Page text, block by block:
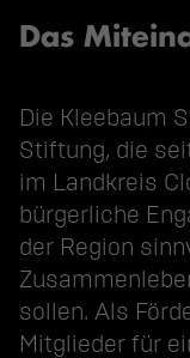
Das
Die Kleebaum
Stiftung, die
im Landkreis
bürgerliche
der Region
sollen. Als
Mitglieder für